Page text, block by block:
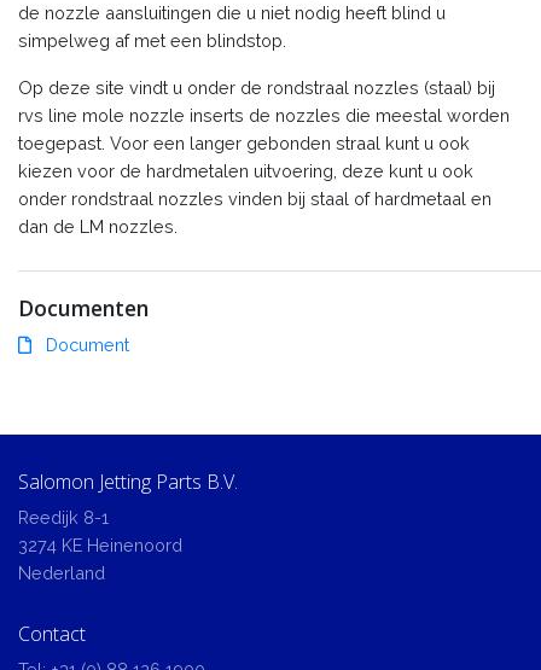
de nozzle aansluitingen die u niet nodig heeft blind u
simpelweg af met een blindstop.
Op deze site vindt u onder de rondstraal nozzles (staal) bij
rvs line mole nozzle inserts de nozzles die meestal worden
toegepast. Voor een langer gebonden straal kunt u ook
kiezen voor de hardmetalen uitvoering, deze kunt u ook
onder rondstraal nozzles vinden bij staal of hardmetaal en
dan de LM nozzles.
Documenten
Document
Salomon Jetting Parts B.V.
Reedijk 8-1
3274 KE Heinenoord
Nederland
Contact